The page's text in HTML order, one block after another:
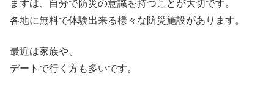
まずは、自分で防災の意識を持つことが大切です。
各地に無料で体験出来る様々な防災施設があります。
最近は家族や、
デートで行く方も多いです。